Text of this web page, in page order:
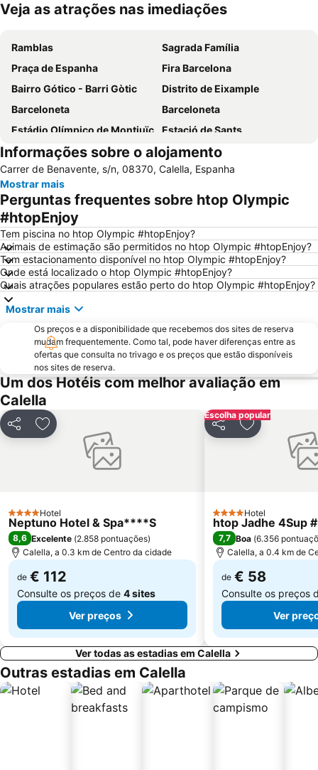
Ampliar mapa
Veja as atrações nas imediações
Ramblas
Sagrada Família
Praça de Espanha
Fira Barcelona
Bairro Gótico - Barri Gòtic
Distrito de Eixample
Barceloneta
Barceloneta
Estádio Olímpico de Montjuïc
Estació de Sants
Praça Catalunha
Sagrada Família Metro Station
La Dreta de l'Eixample
Ciutat Vella
Platja d´Aro
Catedral Basílica de Barcelona
Estació de Plaça Catalunya
Circuit de Catalunya
Passeio de Gràcia
Parque do centro de Poblenou
El Poblenou
El Born
La Salut
Parque do Forum
Casino de Barcelona
Parque da Ciutadella
Montjuïc
Casa Batlló
Arco do Triunfo
Distrito Sarrià-Sant Gervasi
Raval
Praia de Lloret
Sant Martí
Unesco Rock Art Of The Mediterranean Basin On The Iberian Peninsula
L'Antiga Esquerra de l'Eixample
Mercado da Boqueria
Universidade de Barcelona
Gran Via de les Corts Catalans
Castelo de Montjuïc
Parque Güell
Aeropuerto de Girona-Costa Brava
Badalona Pompeu Fabra Metro Station
Informações sobre o alojamento
Carrer de Benavente, s/n, 08370, Calella, Espanha
Mostrar mais
Perguntas frequentes sobre htop Olympic
#htopEnjoy
Tem piscina no htop Olympic #htopEnjoy?
Animais de estimação são permitidos no htop Olympic #htopEnjoy?
Tem estacionamento disponível no htop Olympic #htopEnjoy?
Onde está localizado o htop Olympic #htopEnjoy?
Quais atrações populares estão perto do htop Olympic #htopEnjoy?
Mostrar mais
Os preços e a disponibilidade que recebemos dos sites de reserva
mudam frequentemente. Como tal, pode haver diferenças entre as
ofertas que consulta no trivago e os preços que estão disponíveis
nos sites de reserva.
Um dos Hotéis com melhor avaliação em
Calella
PartilharAdicionar aos favoritos
4 Estrelas
Hotel
Neptuno Hotel & Spa****S
8,6 Excelente (2.858 pontuações)
Calella, a 0.3 km de Centro da cidade
de € 112
Consulte os preços de 4 sites
Ver preços
Escolha popular
PartilharAdicionar
4 Estrelas
Hotel
htop Jadhe 4Sup
7,7 Boa (6.356
Calella, a 0.4 km de
de € 58
Consulte os preços
Ver
Ver todas as estadias em Calella
Outras estadias em Calella